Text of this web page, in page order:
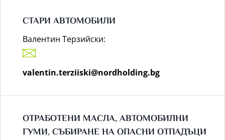
СТАРИ АВТОМОБИЛИ
Валентин Терзийски:
valentin.terziiski@nordholding.bg
ОТРАБОТЕНИ МАСЛА, АВТОМОБИЛНИ
ГУМИ, СЪБИРАНЕ НА ОПАСНИ ОТПАДЪЦИ